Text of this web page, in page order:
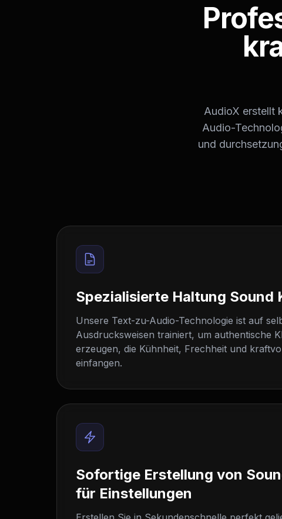
AudioX erstellt
Audio-
und
Spezialisierte Haltung Sound
Unsere Text-zu-Audio-Technologie ist auf
Ausdrucksweisen trainiert, um authentische
erzeugen, die Kühnheit, Frechheit und
einfangen.
Sofortige Erstellung von
für Einstellungen